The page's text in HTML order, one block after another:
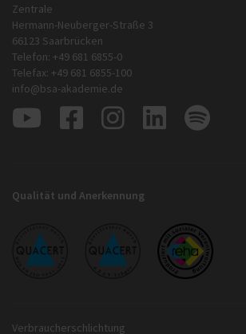
Zentrale
Hermann-Neuberger-Straße 3
66123 Saarbrücken
Telefon: +49 681 6855-0
Telefax: +49 681 6855-100
info@bsa-akademie.de
Qualität und Anerkennung
Verbraucherschlichtung